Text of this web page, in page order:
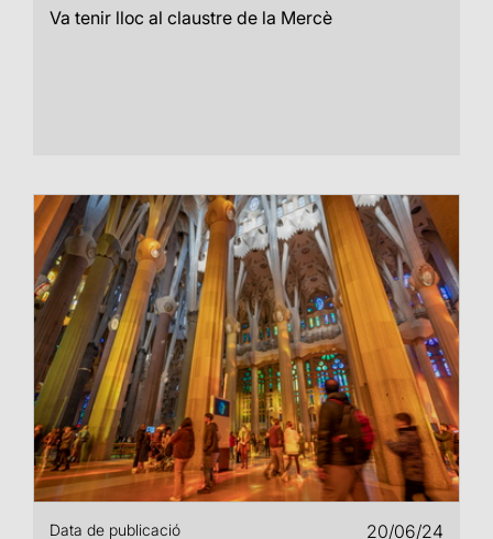
Va tenir lloc al claustre de la Mercè
Data de publicació
20/06/24